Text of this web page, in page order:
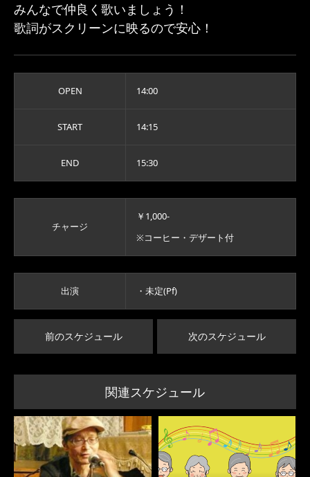
みんなで仲良く歌いましょう！
歌詞がスクリーンに映るので安心！
OPEN 14:00
START 14:15
END 15:30
チャージ
￥1,000-
※コーヒー・デザート付
出演 ・未定(Pf)
前のスケジュール 次のスケジュール
関連スケジュール